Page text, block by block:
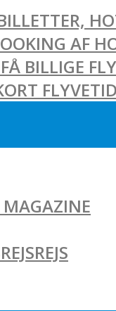
AF
BILLIGE
MAGAZINE